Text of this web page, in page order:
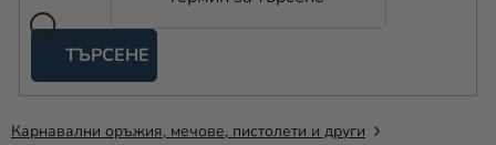
Оценка на магазина
ТЪРСЕНЕ
и
балони
Карнавални оръжия, мечове, пистолети и други